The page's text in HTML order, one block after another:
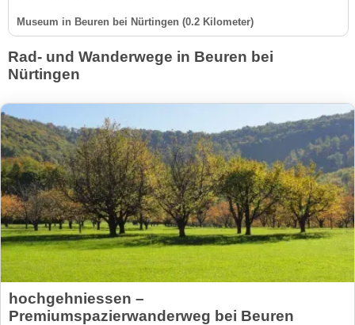
Museum in Beuren bei Nürtingen (0.2 Kilometer)
Rad- und Wanderwege in Beuren bei
Nürtingen
hochgehniessen –
Premiumspazierwanderweg bei Beuren